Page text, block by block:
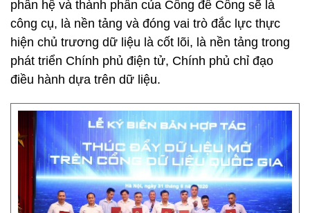
phân hệ và thành phần của Cổng để Cổng sẽ là
công cụ, là nền tảng và đóng vai trò đắc lực thực
hiện chủ trương dữ liệu là cốt lõi, là nền tảng trong
phát triển Chính phủ điện tử, Chính phủ chỉ đạo
điều hành dựa trên dữ liệu.